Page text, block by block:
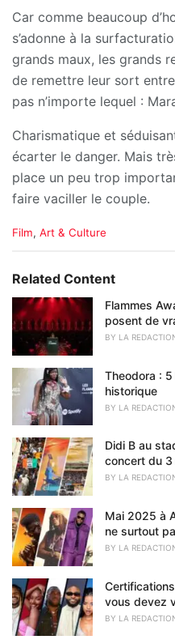
Car comme beaucoup
s’adonne à la
grands maux, les grands
de remettre leur sort
pas n’importe lequel :
Charismatique et
écarter le danger. Mais
place un peu trop
faire vaciller le couple.
C
e
r
i
e
Film, Art & Culture
Related Content
Flammes
posent de
BY LA
Theodora :
historique
BY LA
Didi B au
concert du 3
BY LA
Mai 2025 à
ne surtout
BY LA
vous devez
BY LA